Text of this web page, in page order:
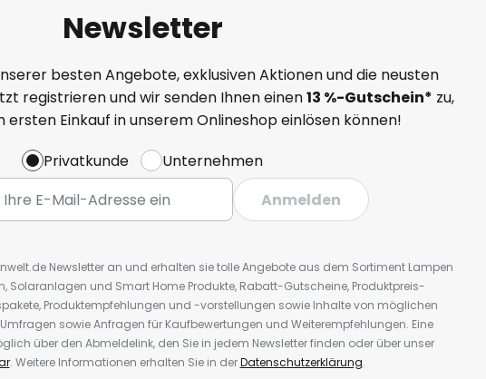
Newsletter
besten Angebote, exklusiven Aktionen und die neusten
registrieren und wir senden Ihnen einen13 %-Gutschein* zu,
ersten Einkauf in unserem Onlineshop einlösen können!
Privatkunde
Unternehmen
Anmelden
Newsletter an und erhalten sie tolle Angebote aus dem Sortiment Lampen
Solaranlagen und Smart Home Produkte, Rabatt-Gutscheine, Produktpreis-
Produktempfehlungen und -vorstellungen sowie Inhalte von möglichen
sowie Anfragen für Kaufbewertungen und Weiterempfehlungen. Eine
über den Abmeldelink, den Sie in jedem Newsletter finden oder über unser
. Weitere Informationen erhalten Sie in derDatenschutzerklärung.